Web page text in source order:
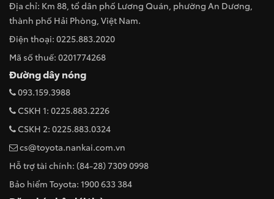
Địa chỉ: Km 88, tổ dân phố Lương Quán, phường An Dương,
thành phố Hải Phòng, Việt Nam.
Điện thoại: 0225.883.2020
Mã số thuế: 0201774268
Đường dây nóng
093.159.3988
CSKH 1: 0225.883.2226
CSKH 2: 0225.883.0324
cs@toyota.nankai.com.vn
Hỗ trợ tài chính: (84-28) 7309 0998
Bảo hiểm Toyota: 1900 633 384